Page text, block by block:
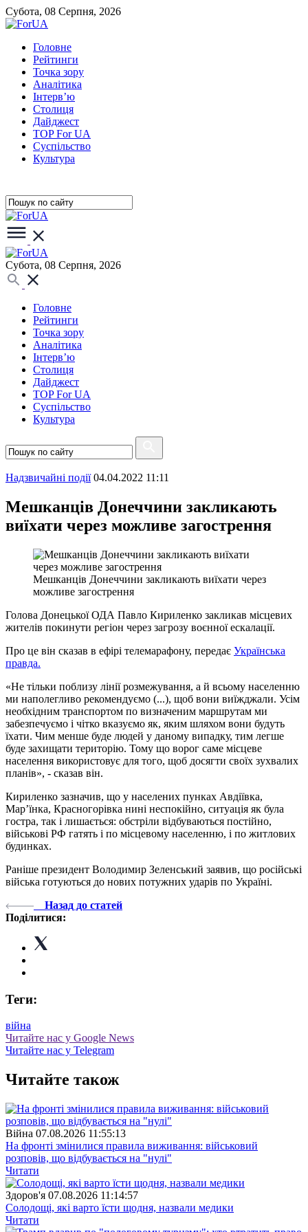
Субота, 08 Серпня, 2026
Головне
Рейтинги
Точка зору
Аналітика
Інтерв’ю
Столиця
Дайджест
TOP For UA
Суспiльство
Культура
Субота, 08 Серпня, 2026
Головне
Рейтинги
Точка зору
Аналітика
Інтерв’ю
Столиця
Дайджест
TOP For UA
Суспiльство
Культура
Надзвичайні події 04.04.2022 11:11
Мешканців Донеччини закликають
виїхати через можливе загострення
Мешканців Донеччини закликають виїхати через
можливе загострення
Голова Донецької ОДА Павло Кириленко закликав місцевих
жителів покинути регіон через загрозу воєнної ескалації.
Про це він сказав в ефірі телемарафону, передає Українська
правда.
«Не тільки поблизу лінії розмежування, а й всьому населенню
ми наполегливо рекомендуємо (...), щоб вони виїжджали. Усім
необхідним транспортом по визначеним маршрутам ми
забезпечуємо і чітко вказуємо як, яким шляхом вони будуть
їхати. Чим менше буде людей у даному випадку, тим легше
буде захищати територію. Тому що ворог саме місцеве
населення використовує для того, щоб досягти своїх зухвалих
планів», - сказав він.
Кириленко зазначив, що у населених пунках Авдіївка,
Мар’їнка, Красногорівка нині неспокійно, ситуація як була
гостра, так і лишається: обстріли відбуваються постійно,
військові РФ гатять і по місцевому населенню, і по житлових
будинках.
Раніше президент Володимир Зеленський заявив, що російські
війська готуються до нових потужних ударів по Україні.
Назад до статей
Поділитися:
Теги:
війна
Читайте нас у Google News
Читайте нас у Telegram
Читайте також
Війна 07.08.2026 11:55:13
На фронті змінилися правила виживання: військовий
розповів, що відбувається на "нулі"
Читати
Здоров'я 07.08.2026 11:14:57
Солодощі, які варто їсти щодня, назвали медики
Читати